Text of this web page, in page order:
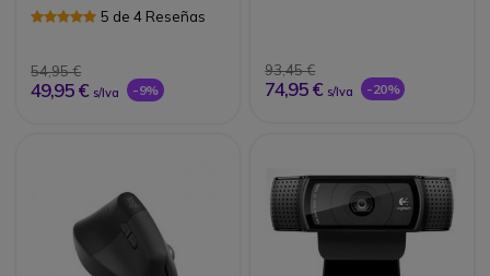
5 de 4 Reseñas
54,95 €
49,95 € s/Iva -9%
93,45 €
74,95 € s/Iva -20%